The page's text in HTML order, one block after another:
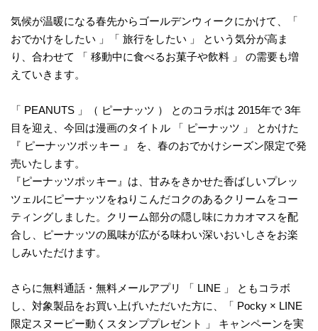
気候が温暖になる春先からゴールデンウィークにかけて、「
おでかけをしたい 」「 旅行をしたい 」 という気分が高ま
り、合わせて 「 移動中に食べるお菓子や飲料 」 の需要も増
えていきます。
「 PEANUTS 」（ ピーナッツ ） とのコラボは 2015年で 3年
目を迎え、今回は漫画のタイトル 「 ピーナッツ 」 とかけた
『 ピーナッツポッキー 』 を、春のおでかけシーズン限定で発
売いたします。
『ピーナッツポッキー』は、甘みをきかせた香ばしいプレッ
ツェルにピーナッツをねりこんだコクのあるクリームをコー
ティングしました。クリーム部分の隠し味にカカオマスを配
合し、ピーナッツの風味が広がる味わい深いおいしさをお楽
しみいただけます。
さらに無料通話・無料メールアプリ 「 LINE 」 ともコラボ
し、対象製品をお買い上げいただいた方に、「 Pocky × LINE
限定スヌーピー動くスタンププレゼント 」 キャンペーンを実